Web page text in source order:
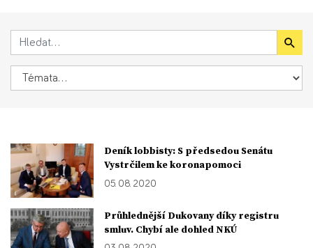
Deník lobbisty: S předsedou Senátu
Vystrčilem ke koronapomoci
05. 08. 2020
Průhlednější Dukovany díky registru
smluv. Chybí ale dohled NKÚ